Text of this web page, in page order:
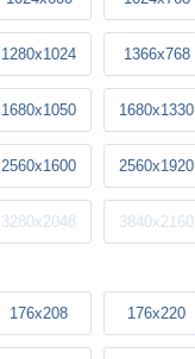
1280x1024 1366x768
1680x1050 1680x1330
2560x1600 2560x1920
3280x2048 3840x2160
176x208 176x220